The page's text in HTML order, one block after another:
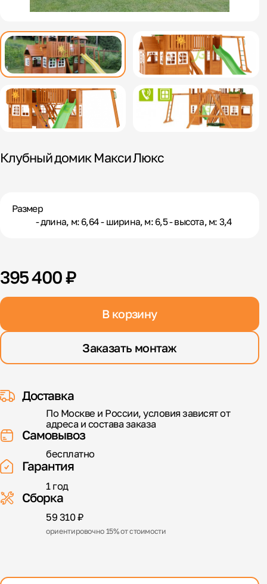
Клубный домик Макси Люкс
Размер
- длина, м: 6,64 - ширина, м: 6,5 - высота, м: 3,4
395 400 ₽
В корзину
Заказать монтаж
Доставка
По Москве и России, условия зависят от
адреса и состава заказа
Самовывоз
бесплатно
Гарантия
1 год
Сборка
59 310 ₽
ориентировочно 15% от стоимости